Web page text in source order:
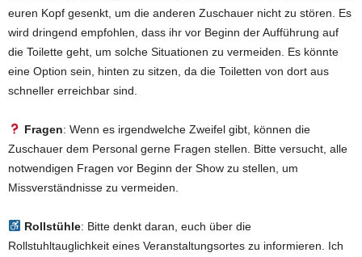
euren Kopf gesenkt, um die anderen Zuschauer nicht zu stören. Es
wird dringend empfohlen, dass ihr vor Beginn der Aufführung auf
die Toilette geht, um solche Situationen zu vermeiden. Es könnte
eine Option sein, hinten zu sitzen, da die Toiletten von dort aus
schneller erreichbar sind.
Fragen: Wenn es irgendwelche Zweifel gibt, können die
Zuschauer dem Personal gerne Fragen stellen. Bitte versucht, alle
notwendigen Fragen vor Beginn der Show zu stellen, um
Missverständnisse zu vermeiden.
Rollstühle: Bitte denkt daran, euch über die
Rollstuhltauglichkeit eines Veranstaltungsortes zu informieren. Ich